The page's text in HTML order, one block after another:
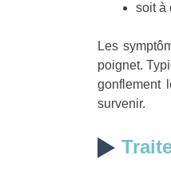
soit à
Les
poignet.
gonflement
survenir.